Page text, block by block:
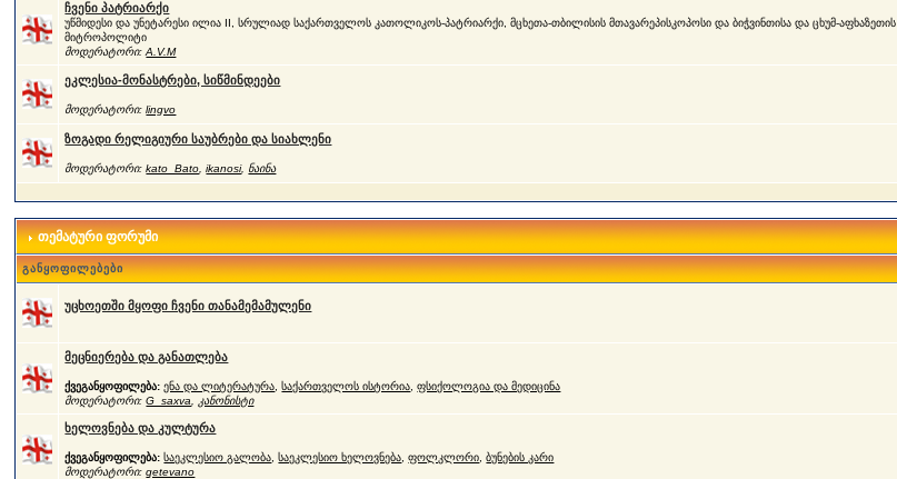
ჩვენი პატრიარქი
უწმიდესი და უნეტარესი ილია II, სრულიად საქართველოს კათოლიკოს-პატრიარქი, მცხეთა-თბილისის მთავარეპისკოპოსი და ბიჭვინთისა და ცხუმ-აფხაზეთის
მიტროპოლიტი
მოდერატორი:A.V.M
ეკლესია-მონასტრები, სიწმინდეები
მოდერატორი:lingvo
ზოგადი რელიგიური საუბრები და სიახლენი
მოდერატორი:kato_Bato ,ikanosi, ნაინა
თემატური ფორუმი
განყოფილებები
უცხოეთში მყოფი ჩვენი თანამემამულენი
მეცნიერება და განათლება
ქვეგანყოფილება: ენა და ლიტერატურა ,საქართველოს ისტორია ,ფსიქოლოგია და მედიცინა
მოდერატორი:G_saxva კანონისტი
ხელოვნება და კულტურა
ქვეგანყოფილება: საეკლესიო გალობა ,საეკლესიო ხელოვნება ,ფოლკლორი ,ბუნების კარი
მოდერატორი:qetevano